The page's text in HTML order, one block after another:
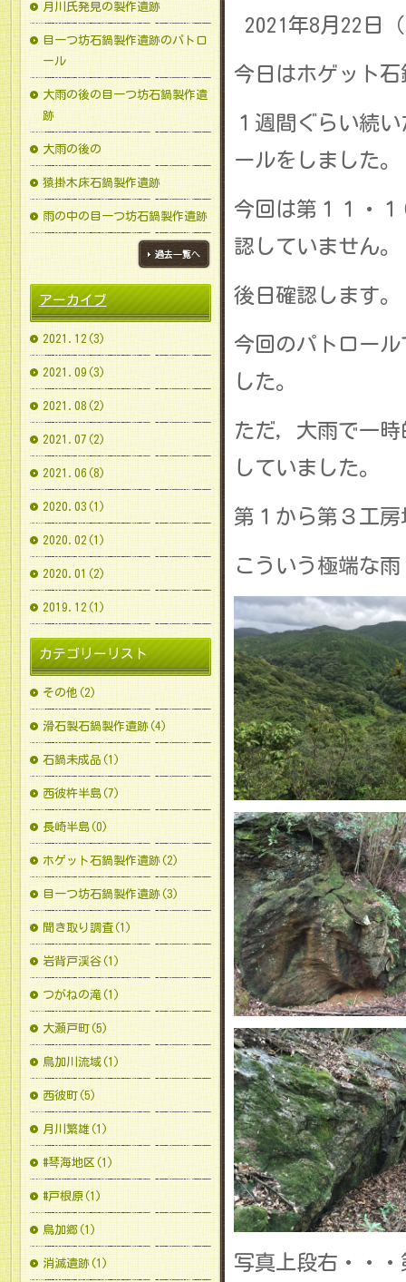
2021年8月22日
今日はホゲット
１週間ぐらい続
ールをしました。
今回は第１１・
認していません。
後日確認します。
今回のパトロー
した。
ただ，大雨で一
していました。
第１から第３工
こういう極端な
写真上段右・・
月川氏発見の製作遺跡
目一つ坊石鍋製作遺跡のパトロ
ール
大雨の後の目一つ坊石鍋製作遺
跡
大雨の後の
猿掛木床石鍋製作遺跡
雨の中の目一つ坊石鍋製作遺跡
ブログ一覧へ
アーカイブ
2021.12(3)
2021.09(3)
2021.08(2)
2021.07(2)
2021.06(8)
2020.03(1)
2020.02(1)
2020.01(2)
2019.12(1)
カテゴリーリスト
その他(2)
滑石製石鍋製作遺跡(4)
石鍋未成品(1)
西彼杵半島(7)
長崎半島(0)
ホゲット石鍋製作遺跡(2)
目一つ坊石鍋製作遺跡(3)
聞き取り調査(1)
岩背戸渓谷(1)
つがねの滝(1)
大瀬戸町(5)
鳥加川流域(1)
西彼町(5)
月川繁雄(1)
#琴海地区(1)
#戸根原(1)
鳥加郷(1)
消滅遺跡(1)